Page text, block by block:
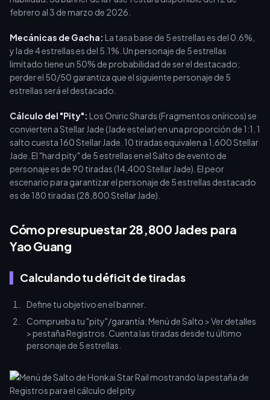
febrero al 3 de marzo de 2026.
Mecánicas de Gacha: La tasa base de 5 estrellas es del 0.6%,
y la de 4 estrellas es del 5.1%. Un personaje de 5 estrellas
limitado tiene un 50% de probabilidad de ser el destacado;
perder el 50/50 garantiza que el siguiente personaje de 5
estrellas será el destacado.
Cálculo del "Pity": Los Oniric Shards (Fragmentos oníricos) se
convierten a Stellar Jade (Jade estelar) en una proporción de 1:1. 1
salto cuesta 160 Stellar Jade. 10 tiradas equivalen a 1,600 Stellar
Jade. El "hard pity" de 5 estrellas en el Salto de evento de
personaje es de 90 tiradas (14,400 Stellar Jade). El peor
escenario para garantizar el personaje de 5 estrellas destacado
es de 180 tiradas (28,800 Stellar Jade).
Cómo presupuestar 28,800 Jades para
Yao Guang
Calculando tu déficit de tiradas
Define tu objetivo en el banner.
Comprueba tu "pity"/garantía: Menú de Salto > Ver detalles
> pestaña Registros. Cuenta las tiradas desde tu último
personaje de 5 estrellas.